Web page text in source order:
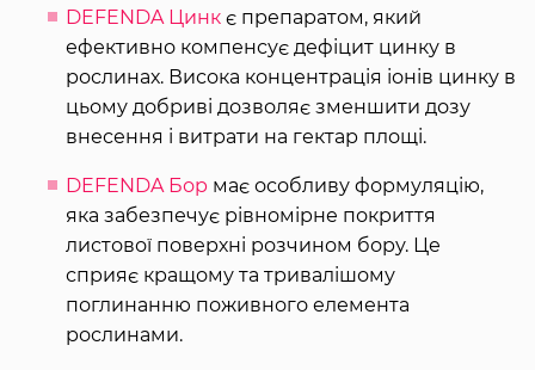
DEFENDA Цинк є препаратом, який
ефективно компенсує дефіцит цинку в
рослинах. Висока концентрація іонів цинку в
цьому добриві дозволяє зменшити дозу
внесення і витрати на гектар площі.
DEFENDA Бор має особливу формуляцію,
яка забезпечує рівномірне покриття
листової поверхні розчином бору. Це
сприяє кращому та тривалішому
поглинанню поживного елемента
рослинами.